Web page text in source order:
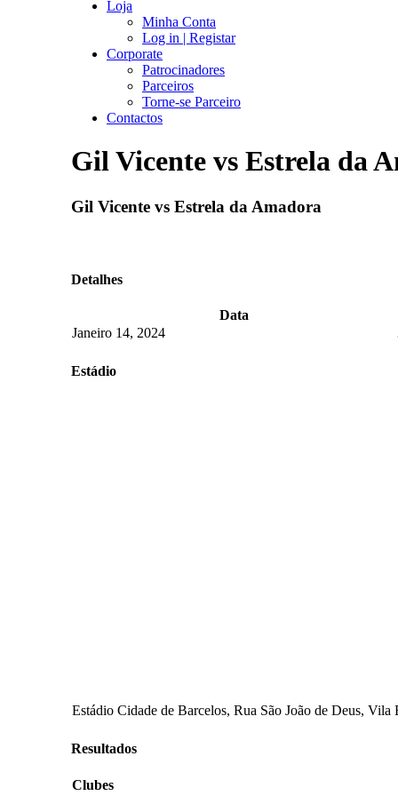
Loja
Minha Conta
Log in | Registar
Corporate
Patrocinadores
Parceiros
Torne-se Parceiro
Contactos
Gil Vicente vs Estrela da
Gil Vicente vs Estrela da Amadora
Detalhes
Data
Janeiro 14, 2024
Estádio
Estádio Cidade de Barcelos, Rua São João de Deus,
Resultados
Clubes